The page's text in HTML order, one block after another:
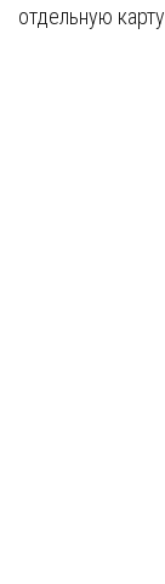
отдельную карту.